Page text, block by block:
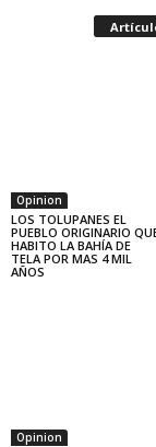
Opinion
LOS TOLUPANES EL
PUEBLO ORIGINARIO
HABITO LA BAHÍA DE
TELA POR MAS 4 MIL
AÑOS
Opinion